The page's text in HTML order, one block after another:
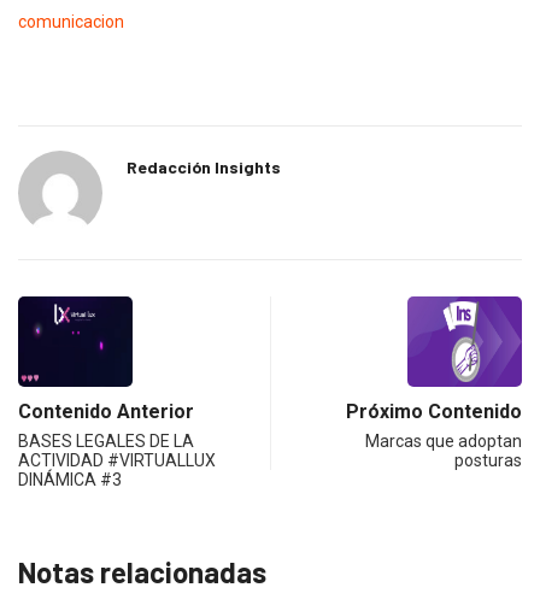
comunicacion
Redacción Insights
Contenido Anterior
BASES LEGALES DE LA
ACTIVIDAD #VIRTUALLUX
DINÁMICA #3
Próximo Contenido
Marcas que adoptan
posturas
Notas relacionadas